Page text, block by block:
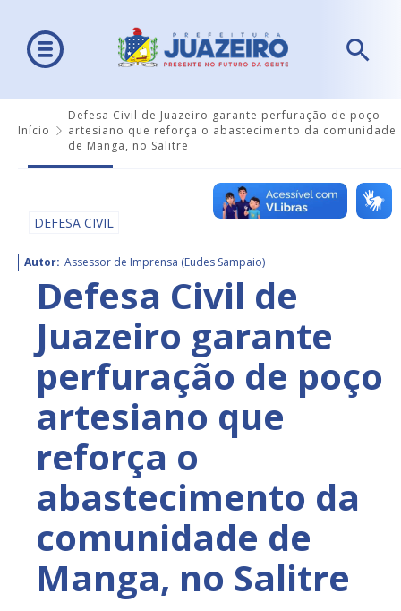
Início
Defesa Civil de Juazeiro garante perfuração de poço
artesiano que reforça o abastecimento da comunidade
de Manga, no Salitre
DEFESA CIVIL
Autor: Assessor de Imprensa (Eudes Sampaio)
Defesa Civil de
Juazeiro garante
perfuração de poço
artesiano que
reforça o
abastecimento da
comunidade de
Manga, no Salitre